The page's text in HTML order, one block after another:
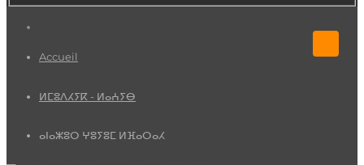
Accueil
ⵍⵎⵓⴷⵃⵢⴽ - ⵍⴰⵄⵢⴱ
ⴰⵏⴰⵣⵓⵔ ⵖⵓⵢⵓⵎ ⵍⴼⴰⵔⴰⵃ